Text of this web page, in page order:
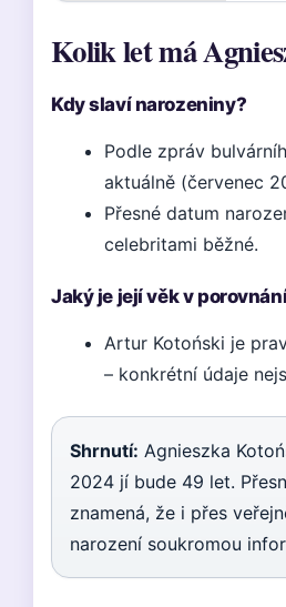
Kolik let má
Kdy slaví narozeniny?
Podle zpráv
aktuálně (červenec
Přesné datum
celebritami běžné.
Jaký je její věk v
Artur Kotoński je
– konkrétní údaje
Shrnutí: Agnieszka
2024 jí bude 49 let.
znamená, že i přes
narození soukromou